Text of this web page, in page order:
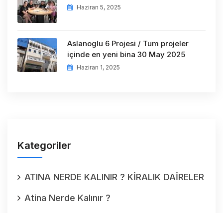
Haziran 5, 2025
Aslanoglu 6 Projesi / Tum projeler
içinde en yeni bina 30 May 2025
Haziran 1, 2025
Kategoriler
ATINA NERDE KALINIR ? KİRALIK DAİRELER
Atina Nerde Kalınır ?